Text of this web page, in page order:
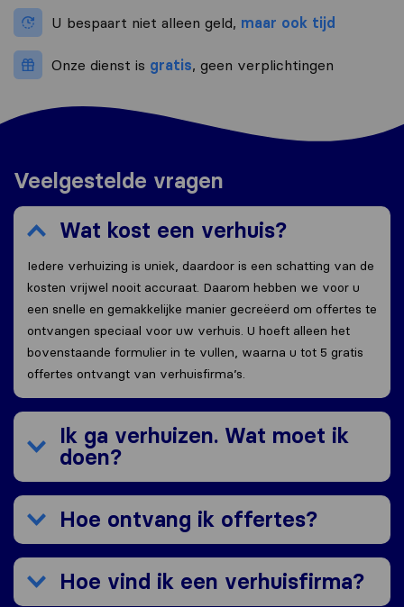
U bespaart niet alleen geld, maar ook tijd
Onze dienst is gratis, geen verplichtingen
Veelgestelde vragen
Wat kost een verhuis?
Iedere verhuizing is uniek, daardoor is een schatting van de
kosten vrijwel nooit accuraat. Daarom hebben we voor u
een snelle en gemakkelijke manier gecreëerd om offertes te
ontvangen speciaal voor uw verhuis. U hoeft alleen het
bovenstaande formulier in te vullen, waarna u tot 5 gratis
offertes ontvangt van verhuisfirma’s.
Ik ga verhuizen. Wat moet ik
doen?
Hoe ontvang ik offertes?
Hoe vind ik een verhuisfirma?